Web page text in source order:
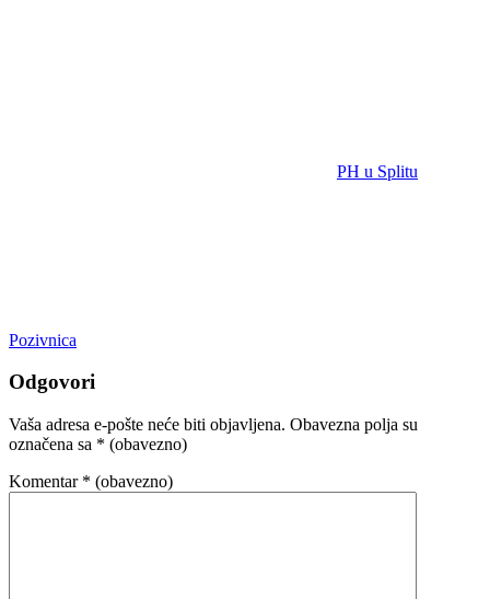
PH u Splitu
Pozivnica
Odgovori
Vaša adresa e-pošte neće biti objavljena. Obavezna polja su
označena sa * (obavezno)
Komentar * (obavezno)